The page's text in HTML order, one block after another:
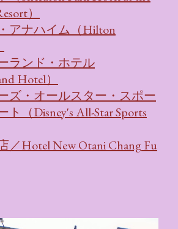
）
アナハイム（Hilton
ランド・ホテル
Hotel）
ズ・オールスター・スポー
ト（Disney's All-Star Sports
／Hotel New Otani Chang Fu